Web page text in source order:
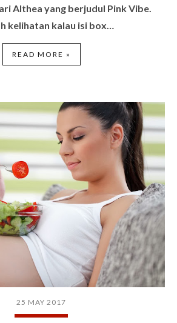
Althea yang berjudul Pink Vibe.
kelihatan kalau isi box…
READ MORE »
25 MAY 2017